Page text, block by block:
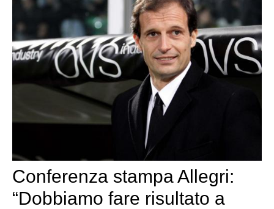
Conferenza stampa Allegri:
“Dobbiamo fare risultato a